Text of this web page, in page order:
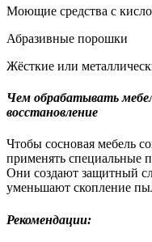
Моющие средства с
Абразивные порошки
Жёсткие или
Чем обрабатывать
восстановление
Чтобы сосновая мебель
применять специальные
Они создают защитный
уменьшают скопление
Рекомендации: